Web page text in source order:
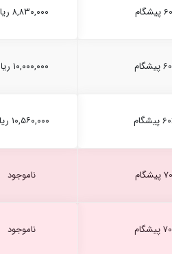
۸,۸۳۰,۰۰۰ ریال
۱۰,۰۰۰,۰۰۰ ریال
۱۰,۵۶۰,۰۰۰ ریال
ناموجود
ناموجود